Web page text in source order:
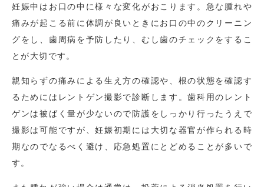
妊娠中はお口の中に様々な変化がおこります。急な腫れや
痛みが起こる前に体調が良いときにお口の中のクリーニン
グをし、歯周病を予防したり、むし歯のチェックをするこ
とが大切です。
親知らずの痛みによる生え方の確認や、根の状態を確認す
るためにはレントゲン撮影で診断します。歯科用のレント
ゲンは被ばく量が少ないので防護をしっかり行ったうえで
撮影は可能ですが、妊娠初期には大切な器官が作られる時
期なのでなるべく避け、応急処置にとどめることが多いで
す。